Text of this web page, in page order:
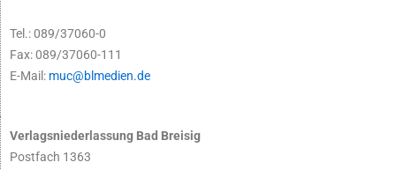
Tel.: 089/37060-0
Fax: 089/37060-111
E-Mail: muc@blmedien.de
Verlagsniederlassung Bad Breisig
Postfach 1363